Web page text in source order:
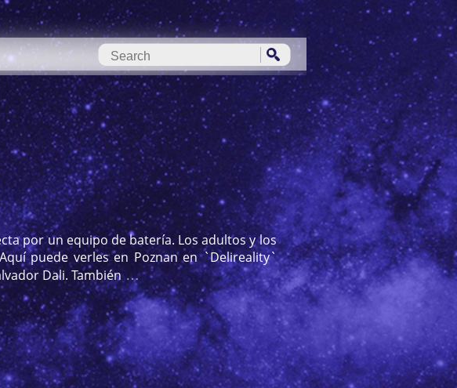
por un equipo de batería. Los adultos y los
puede verles en Poznan en `Delireality`
Dali. También …